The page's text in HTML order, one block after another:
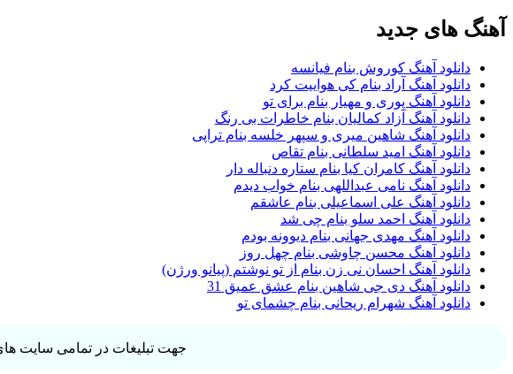
آهنگ های جدید
دانلود آهنگ کوروش بنام فیانسه
دانلود آهنگ آراد بنام کی هواییت کرد
دانلود آهنگ پوری و مهیار بنام برای تو
دانلود آهنگ آزاد کمالیان بنام خاطرات بی رنگ
دانلود آهنگ شاهین میری و سپهر خلسه بنام تراپی
دانلود آهنگ امید سلطانی بنام تقاص
دانلود آهنگ کامران کیا بنام ستاره دنباله دار
دانلود آهنگ نامی عبداللهی بنام خواب دیدم
دانلود آهنگ علی اسماعیلی بنام عاشقم
دانلود آهنگ احمد سلو بنام چی شد
دانلود آهنگ مهدی جهانی بنام دیوونه بودم
دانلود آهنگ محسن چاوشی بنام چهل روز
دانلود آهنگ احسان نی زن بنام از تو نوشتم (پیانو ورژن)
دانلود آهنگ دی جی شاهین بنام عشق عمیق 31
دانلود آهنگ شهرام ریحانی بنام چشمای تو
جهت تبلیغات در تمامی سایت